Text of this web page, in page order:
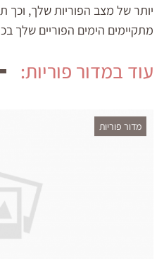
יותר של מצב הפוריות שלך, וכך
מתקיימים הימים הפוריים שלך
עוד במדור פוריות:
מדור פוריות